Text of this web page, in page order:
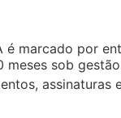
é marcado por
meses sob
assinaturas